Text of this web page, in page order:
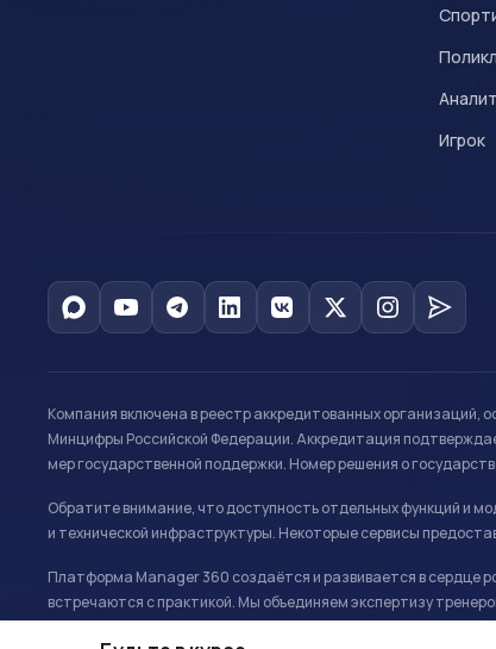
Игрок
Компания включена в реестр аккредитованных организаций,
Минцифры Российской Федерации. Аккредитация
мер государственной поддержки. Номер решения о
Обратите внимание, что доступность отдельных функций и
и технической инфраструктуры. Некоторые сервисы
Платформа Manager 360 создаётся и развивается в сердце
встречаются с практикой. Мы объединяем экспертизу
развитию и управлению в спорте.